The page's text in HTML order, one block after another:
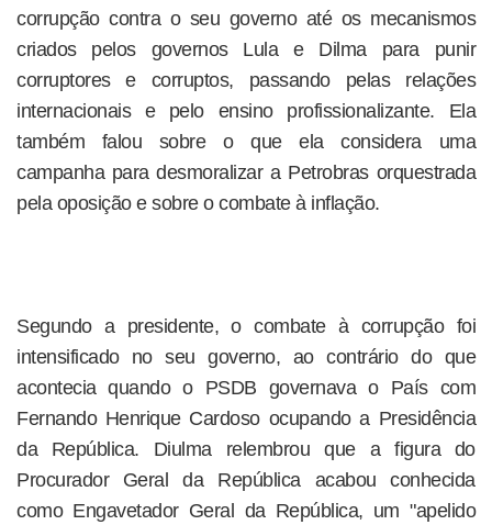
corrupção contra o seu governo até os mecanismos
criados pelos governos Lula e Dilma para punir
corruptores e corruptos, passando pelas relações
internacionais e pelo ensino profissionalizante. Ela
também falou sobre o que ela considera uma
campanha para desmoralizar a Petrobras orquestrada
pela oposição e sobre o combate à inflação.
Segundo a presidente, o combate à corrupção foi
intensificado no seu governo, ao contrário do que
acontecia quando o PSDB governava o País com
Fernando Henrique Cardoso ocupando a Presidência
da República. Diulma relembrou que a figura do
Procurador Geral da República acabou conhecida
como Engavetador Geral da República, um "apelido